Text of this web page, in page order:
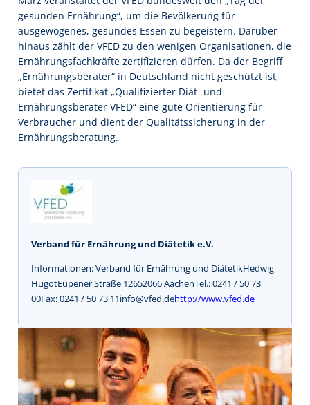
gesunden Ernährung“, um die Bevölkerung für
ausgewogenes, gesundes Essen zu begeistern. Darüber
hinaus zählt der VFED zu den wenigen Organisationen, die
Ernährungsfachkräfte zertifizieren dürfen. Da der Begriff
„Ernährungsberater“ in Deutschland nicht geschützt ist,
bietet das Zertifikat „Qualifizierter Diät- und
Ernährungsberater VFED“ eine gute Orientierung für
Verbraucher und dient der Qualitätssicherung in der
Ernährungsberatung.
Verband für Ernährung und Diätetik e.V.
Informationen: Verband für Ernährung und DiätetikHedwig
HugotEupener Straße 12652066 AachenTel.: 0241 / 50 73
00Fax: 0241 / 50 73 11info@vfed.dehttp://www.vfed.de